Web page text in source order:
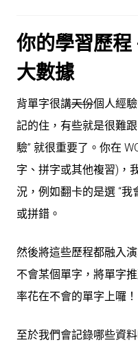
你的學習歷程
大數據
背單字很講天份個人經
記的住，有些就是很難
驗” 就很重要了。你在
字、拼字或其他複習)，
況，例如翻卡的是選 “我
或拼錯。
然後將這些歷程都融入
不會某個單字，將單字
率花在不會的單字上囉！
至於我們會記錄哪些資